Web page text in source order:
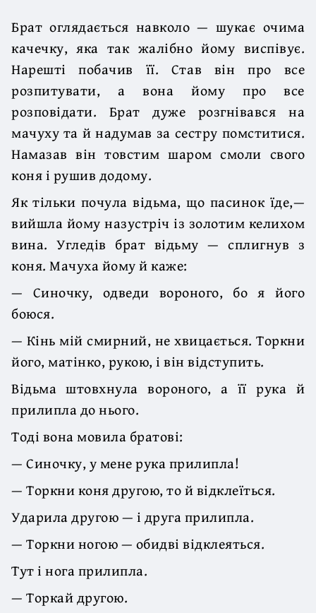
Брат оглядається навколо — шукає очима
качечку, яка так жалібно йому виспівує.
Нарешті побачив її. Став він про все
розпитувати, а вона йому про все
розповідати. Брат дуже розгнівався на
мачуху та й надумав за сестру помститися.
Намазав він товстим шаром смоли свого
коня і рушив додому.
Як тільки почула відьма, що пасинок їде,—
вийшла йому назустріч із золотим келихом
вина. Угледів брат відьму — сплигнув з
коня. Мачуха йому й каже:
— Синочку, одведи вороного, бо я його
боюся.
— Кінь мій смирний, не хвицається. Торкни
його, матінко, рукою, і він відступить.
Відьма штовхнула вороного, а її рука й
прилипла до нього.
Тоді вона мовила братові:
— Синочку, у мене рука прилипла!
— Торкни коня другою, то й відклеїться.
Ударила другою — і друга прилипла.
— Торкни ногою — обидві відклеяться.
Тут і нога прилипла.
— Торкай другою.